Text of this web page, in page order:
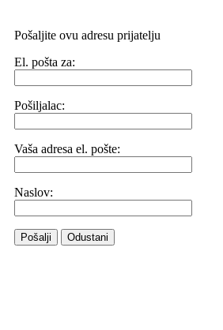
Pošaljite ovu adresu prijatelju
El. pošta za:
Pošiljalac:
Vaša adresa el. pošte:
Naslov:
Pošalji Odustani